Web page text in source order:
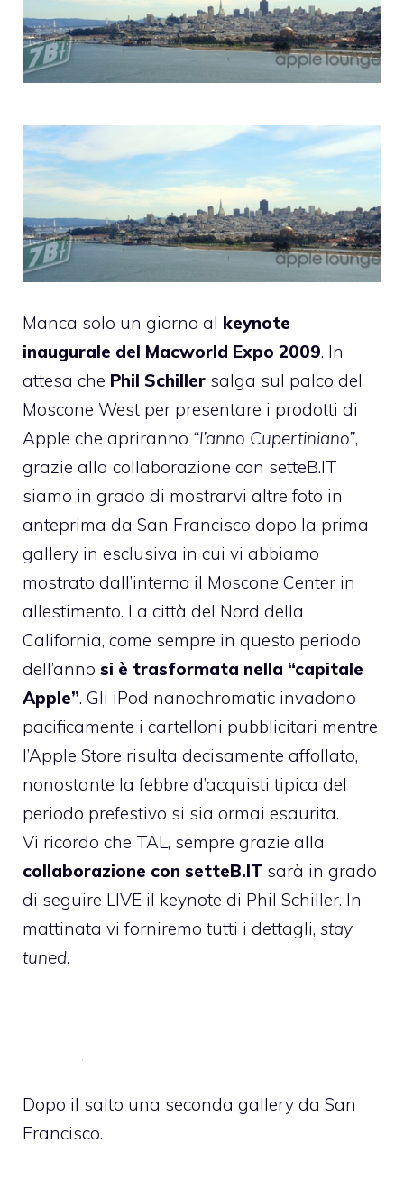
Manca solo un giorno al keynote
inaugurale del Macworld Expo 2009. In
attesa che Phil Schiller salga sul palco del
Moscone West per presentare i prodotti di
Apple che apriranno “l’anno Cupertiniano”,
grazie alla collaborazione con setteB.IT
siamo in grado di mostrarvi altre foto in
anteprima da San Francisco dopo la prima
gallery in esclusiva in cui vi abbiamo
mostrato dall’interno il Moscone Center in
allestimento. La città del Nord della
California, come sempre in questo periodo
dell’anno si è trasformata nella “capitale
Apple”. Gli iPod nanochromatic invadono
pacificamente i cartelloni pubblicitari mentre
l’Apple Store risulta decisamente affollato,
nonostante la febbre d’acquisti tipica del
periodo prefestivo si sia ormai esaurita.
Vi ricordo che TAL, sempre grazie alla
collaborazione con setteB.IT sarà in grado
di seguire LIVE il keynote di Phil Schiller. In
mattinata vi forniremo tutti i dettagli, stay
tuned.
Dopo il salto una seconda gallery da San
Francisco.